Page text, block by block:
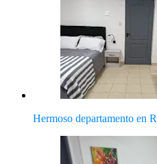
Hermoso departamento en